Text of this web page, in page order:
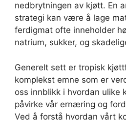
nedbrytningen av kjøtt. En
strategi kan være å lage
ferdigmat ofte inneholder
natrium, sukker, og
Generelt sett er tropisk
komplekst emne som er
oss innblikk i hvordan ulike
påvirke vår ernæring og
Ved å forstå hvordan vårt